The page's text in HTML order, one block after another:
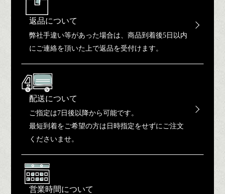
返品について
弊社手違い等があった場合は、商品到着後5日以内
にご連絡を頂いた上で返品を受付けます。
配送について
ご指定は7日後以降から可能です。
最短到着をご希望の方は日時指定をせずにご注文
くださいませ。
営業時間について